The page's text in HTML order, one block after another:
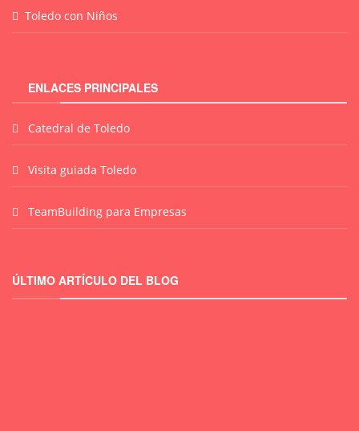
Toledo con Niños
ENLACES PRINCIPALES
Catedral de Toledo
Visita guiada Toledo
TeamBuilding para Empresas
ÚLTIMO ARTÍCULO DEL BLOG